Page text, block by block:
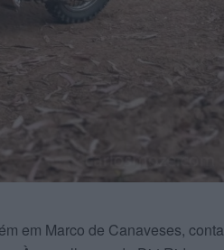
em Marco de Canaveses, conta